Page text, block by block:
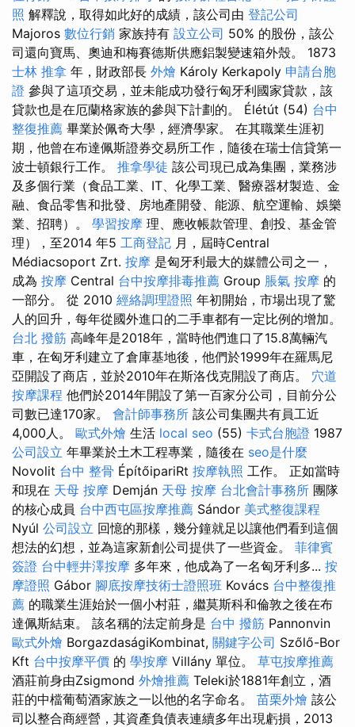
照 解釋說，取得如此好的成績，該公司由 登記公司
Majoros 數位行銷 家族持有 設立公司 50% 的股份，該公
司還向寶馬、奧迪和梅賽德斯供應鋁製變速箱外殼。 1873
士林 推拿 年，財政部長 外燴 Károly Kerkapoly 申請台胞
證 參與了這項交易，並未能成功發行匈牙利國家貸款，該
貸款也是在厄蘭格家族的參與下計劃的。 Élétút (54) 台中
整復推薦 畢業於佩奇大學，經濟學家。 在其職業生涯初
期，他曾在布達佩斯證券交易所工作，隨後在瑞士信貸第一
波士頓銀行工作。 推拿學徒 該公司現已成為集團，業務涉
及多個行業（食品工業、IT、化學工業、醫療器材製造、金
融、食品零售和批發、房地產開發、能源、航空運輸、娛樂
業、招聘）。 學習按摩 理、應收帳款管理、創投、基金管
理），至2014 年5 工商登記 月，屆時Central
Médiacsoport Zrt. 按摩 是匈牙利最大的媒體公司之一，
成為 按摩 Central 台中按摩排毒推薦 Group 脹氣 按摩 的
一部分。 從 2010 經絡調理證照 年初開始，市場出現了驚
人的回升，每年從國外進口的二手車都有一定比例的增加。
台北 撥筋 高峰年是2018年，當時他們進口了15.8萬輛汽
車，在匈牙利建立了倉庫基地後，他們於1999年在羅馬尼
亞開設了商店，並於2010年在斯洛伐克開設了商店。 穴道
按摩課程 他們於2014年開設了第一百家分公司，目前分公
司數已達170家。 會計師事務所 該公司集團共有員工近
4,000人。 歐式外燴 生活 local seo (55) 卡式台胞證 1987
公司設立 年畢業於土木工程專業，隨後在 seo是什麼
Novolit 台中 整骨 ÉpítőipariRt 按摩執照 工作。 正如當時
和現在 天母 按摩 Demján 天母 按摩 台北會計事務所 團隊
的核心成員 台中西屯區按摩推薦 Sándor 美式整復課程
Nyúl 公司設立 回憶的那樣，幾分鐘就足以讓他們看到這個
想法的幻想，並為這家新創公司提供了一些資金。 菲律賓
簽證 台中輕井澤按摩 多年來，他成為了一名匈牙利多... 按
摩證照 Gábor 腳底按摩技術士證照班 Kovács 台中整復推
薦 的職業生涯始於一個小村莊，繼莫斯科​​和倫敦之後在布
達佩斯結束。 該名稱的法定前身是 台中 撥筋 Pannonvin
歐式外燴 BorgazdaságiKombinat, 關鍵字公司 Szőlő-Bor
Kft 台中按摩平價 的 學按摩 Villány 單位。 草屯按摩推薦
酒莊前身由Zsigmond 外燴推薦 Teleki於1881年創立，酒
莊的中檔葡萄酒家族之一以他的名字命名。 苗栗外燴 該公
司以整合商經營，其資產負債表連續多年出現虧損，2013